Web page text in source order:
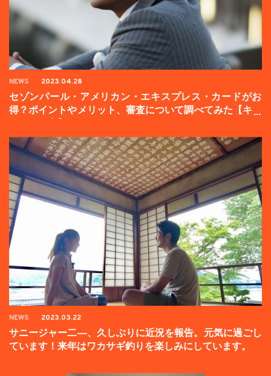
NEWS 2023.04.28
セゾンパール・アメリカン・エキスプレス・カードがお
得？ポイントやメリット、審査について調べてみた【キャ
NEWS 2023.03.22
サニージャー二―、久しぶりに近況を報告。元気に過ごし
ています！来年はワカサギ釣りを楽しみにしています。